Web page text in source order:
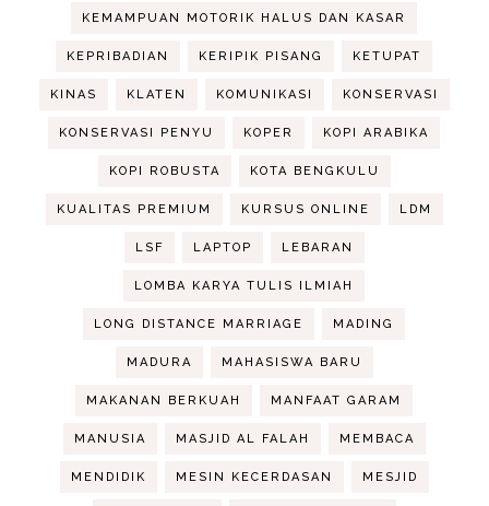
KEMAMPUAN MOTORIK HALUS DAN KASAR
KEPRIBADIAN KERIPIK PISANG KETUPAT
KINAS KLATEN KOMUNIKASI KONSERVASI
KONSERVASI PENYU KOPER KOPI ARABIKA
KOPI ROBUSTA KOTA BENGKULU
KUALITAS PREMIUM KURSUS ONLINE LDM
LSF LAPTOP LEBARAN
LOMBA KARYA TULIS ILMIAH
LONG DISTANCE MARRIAGE MADING
MADURA MAHASISWA BARU
MAKANAN BERKUAH MANFAAT GARAM
MANUSIA MASJID AL FALAH MEMBACA
MENDIDIK MESIN KECERDASAN MESJID